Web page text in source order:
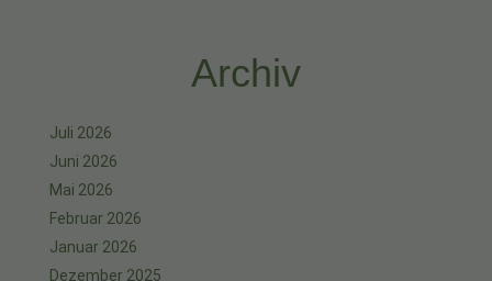
Archiv
Juli 2026
Juni 2026
Mai 2026
Februar 2026
Januar 2026
Dezember 2025